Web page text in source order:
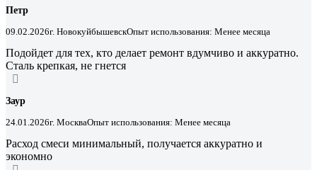
Петр
09.02.2026г. НовокуйбышевскОпыт использования: Менее месяца
Подойдет для тех, кто делает ремонт вдумчиво и аккуратно.
Сталь крепкая, не гнется
Заур
24.01.2026г. МоскваОпыт использования: Менее месяца
Расход смеси минимальный, получается аккуратно и
экономно